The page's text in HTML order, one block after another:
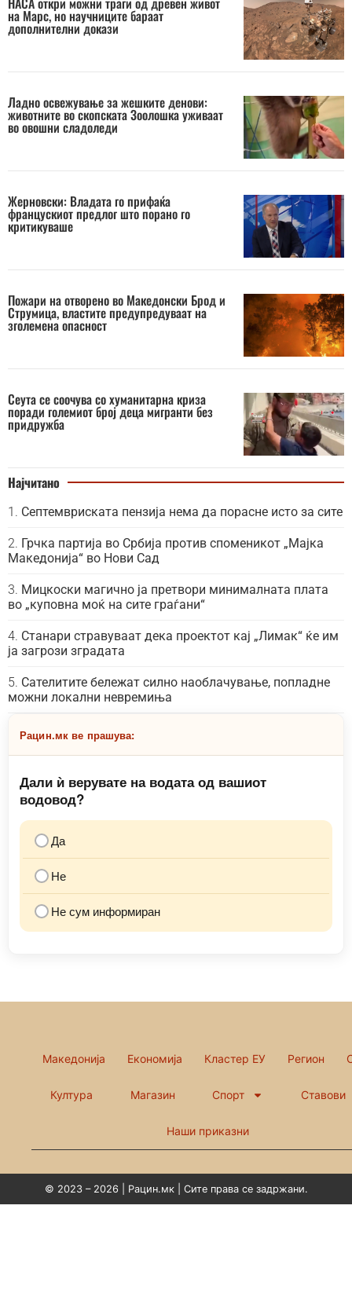
на Марс, но научниците бараат
дополнителни докази
Ладно освежување за жешките денови:
животните во скопската Зоолошка уживаат
во овошни сладоледи
Жерновски: Владата го прифаќа
францускиот предлог што порано го
критикуваше
Пожари на отворено во Македонски Брод и
Струмица, властите предупредуваат на
зголемена опасност
Сеута се соочува со хуманитарна криза
поради големиот број деца мигранти без
придружба
Најчитано
Септемвриската пензија нема да порасне исто за сите
Грчка партија во Србија против споменикот „Мајка
Македонија“ во Нови Сад
Мицкоски магично ја претвори минималната плата
во „куповна моќ на сите граѓани“
Станари стравуваат дека проектот кај „Лимак“ ќе им
ја загрози зградата
Сателитите бележат силно наоблачување, попладне
можни локални невремиња
Рацин.мк ве прашува:
Дали ѝ верувате на водата од вашиот
водовод?
Да
Не
Не сум информиран
Македонија Економија Кластер ЕУ Регион
Култура Магазин Спорт Ставови
Наши приказни
© 2023 – 2026 | Рацин.мк | Сите права се задржани.